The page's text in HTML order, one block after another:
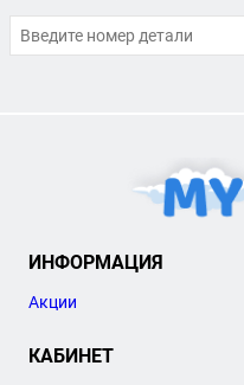
ИНФОРМАЦИЯ
Акции
КАБИНЕТ